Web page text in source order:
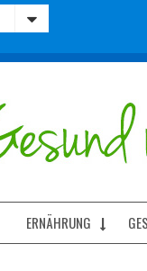
ERNÄHRUNG